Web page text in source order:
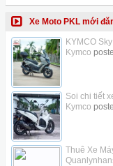
Xe Moto PKL mới
KYMCO
Kymco
Soi chi tiết
Kymco
Thuê Xe